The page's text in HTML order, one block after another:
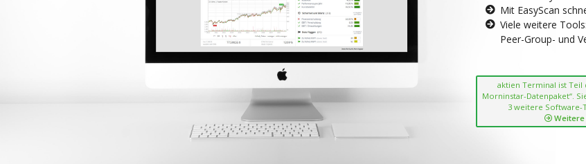
Mit EasyScan
Viele weitere
Peer-Group- und
aktien Terminal ist Teil
Morninstar-Datenpaket“.
3 weitere Software-